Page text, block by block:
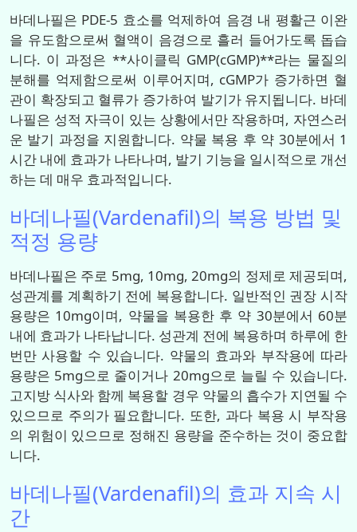
바데나필은 PDE-5 효소를 억제하여 음경 내 평활근 이완
을 유도함으로써 혈액이 음경으로 흘러 들어가도록 돕습
니다. 이 과정은 **사이클릭 GMP(cGMP)**라는 물질의
분해를 억제함으로써 이루어지며, cGMP가 증가하면 혈
관이 확장되고 혈류가 증가하여 발기가 유지됩니다. 바데
나필은 성적 자극이 있는 상황에서만 작용하며, 자연스러
운 발기 과정을 지원합니다. 약물 복용 후 약 30분에서 1
시간 내에 효과가 나타나며, 발기 기능을 일시적으로 개선
하는 데 매우 효과적입니다.
바데나필(Vardenafil)의 복용 방법 및
적정 용량
바데나필은 주로 5mg, 10mg, 20mg의 정제로 제공되며,
성관계를 계획하기 전에 복용합니다. 일반적인 권장 시작
용량은 10mg이며, 약물을 복용한 후 약 30분에서 60분
내에 효과가 나타납니다. 성관계 전에 복용하며 하루에 한
번만 사용할 수 있습니다. 약물의 효과와 부작용에 따라
용량은 5mg으로 줄이거나 20mg으로 늘릴 수 있습니다.
고지방 식사와 함께 복용할 경우 약물의 흡수가 지연될 수
있으므로 주의가 필요합니다. 또한, 과다 복용 시 부작용
의 위험이 있으므로 정해진 용량을 준수하는 것이 중요합
니다.
바데나필(Vardenafil)의 효과 지속 시
간